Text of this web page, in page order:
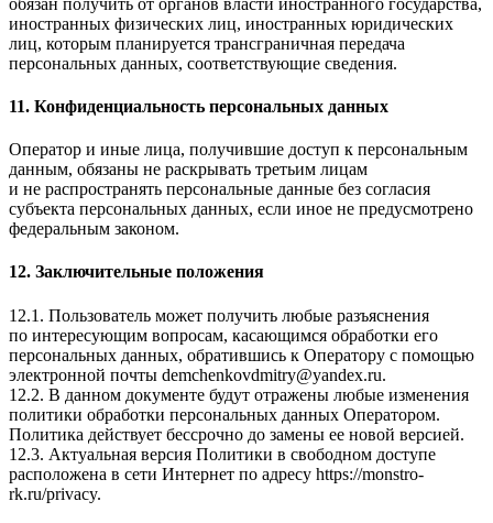
иностранных физических лиц, иностранных юридических
лиц, которым планируется трансграничная передача
персональных данных, соответствующие сведения.
11. Конфиденциальность персональных данных
Оператор и иные лица, получившие доступ к персональным
данным, обязаны не раскрывать третьим лицам
и не распространять персональные данные без согласия
субъекта персональных данных, если иное не предусмотрено
федеральным законом.
12. Заключительные положения
12.1. Пользователь может получить любые разъяснения
по интересующим вопросам, касающимся обработки его
персональных данных, обратившись к Оператору с помощью
электронной почты demchenkovdmitry@yandex.ru.
12.2. В данном документе будут отражены любые изменения
политики обработки персональных данных Оператором.
Политика действует бессрочно до замены ее новой версией.
12.3. Актуальная версия Политики в свободном доступе
расположена в сети Интернет по адресу https://monstro-
rk.ru/privacy.